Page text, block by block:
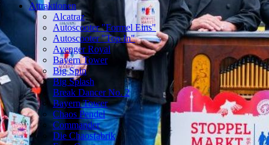
Attraktionen
Alcatraz
Autoscooter "Formel Eins"
Autoscooter "Top In"
Avenger Royal
Bayern Tower
Big Spin
Big Splash
Break Dancer No. 2
Bayern Tower
Chaos Pendel
Commander
Die Chaosfabrik